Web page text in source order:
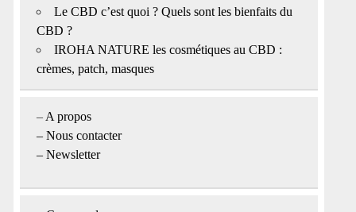
Le CBD c’est quoi ? Quels sont les bienfaits du
CBD ?
IROHA NATURE les cosmétiques au CBD :
crèmes, patch, masques
– A propos
–Nous contacter
– Newsletter